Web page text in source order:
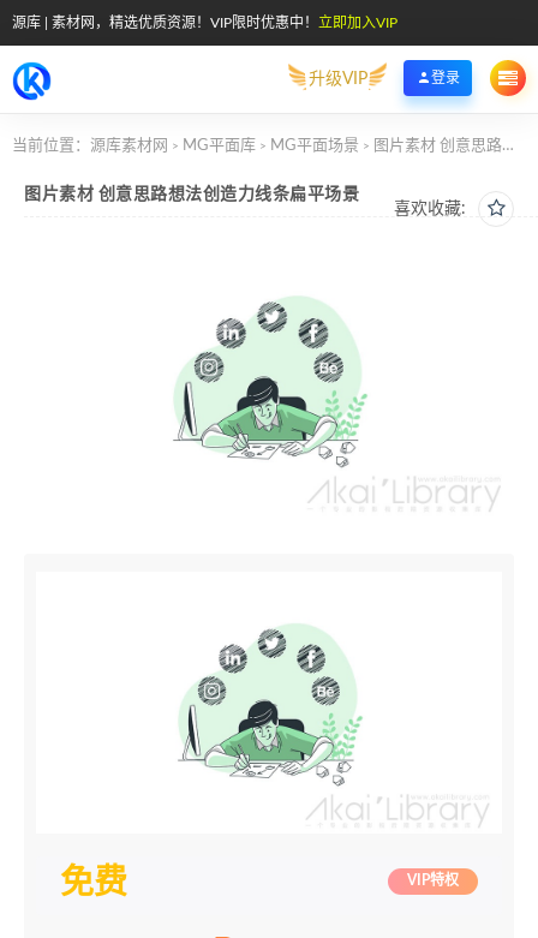
源库 | 素材网，精选优质资源！VIP限时优惠中！ 立即加入VIP
升级VIP 登录
当前位置： 源库素材网 > MG平面库 > MG平面场景 > 图片素材 创意思路想法创造力线条扁平场景
喜欢收藏:
图片素材 创意思路想法创造力线条扁平场景
免费 VIP特权